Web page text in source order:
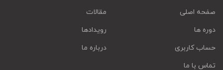
صفحه اصلی
مقالات
دوره ها
رویدادها
حساب کاربری
درباره ما
تماس با ما